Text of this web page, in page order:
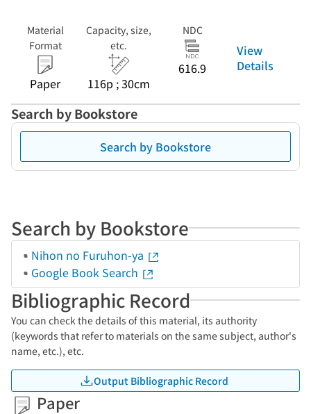
Material
Format
Paper
Capacity, size,
etc.
116p ; 30cm
NDC
616.9
View
Details
Search by Bookstore
Search by Bookstore
Search by Bookstore
Nihon no Furuhon-ya
Google Book Search
Bibliographic Record
You can check the details of this material, its authority
(keywords that refer to materials on the same subject, author's
name, etc.), etc.
Output Bibliographic Record
Paper